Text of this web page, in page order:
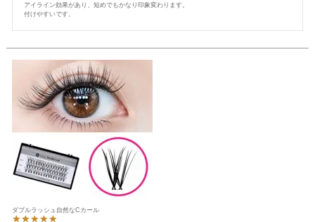
アイライン効果があり、短めでもかなり印象変わります。
付けやすいです。
ダブルラッシュ自然なCカール